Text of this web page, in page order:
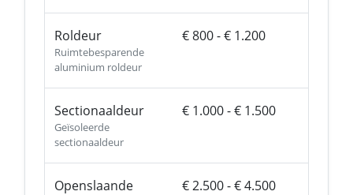
Roldeur
Ruimtebesparende
aluminium roldeur
€ 800 - € 1.200
Sectionaaldeur
Geïsoleerde
sectionaaldeur
€ 1.000 - € 1.500
Openslaande
€ 2.500 - € 4.500